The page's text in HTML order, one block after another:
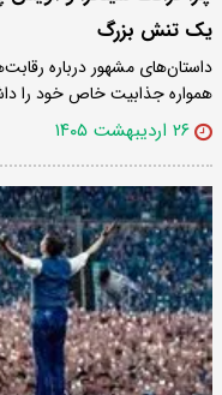
یک تنش بزرگ
داستان‌های مشهور درباره
همواره جذابیت خاص خود را
۲۶ اردیبهشت ۱۴۰۵